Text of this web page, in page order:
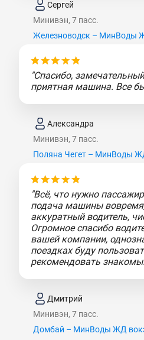
Сергей
Минивэн, 7 пасс.
Железноводск – МинВоды
"Спасибо,
приятная машина. Все
Александра
Минивэн, 7 пасс.
Поляна Чегет – МинВоды
"Всё, что нужно
подача машины
аккуратный водитель,
Огромное спасибо
вашей компании,
поездках буду
рекомендовать
Дмитрий
Минивэн, 7 пасс.
Домбай – МинВоды ЖД